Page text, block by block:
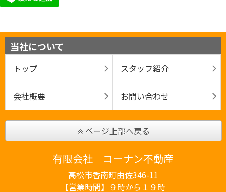
当社について
トップ スタッフ紹介
会社概要 お問い合わせ
ページ上部へ戻る
有限会社 コーナン不動産
高松市香南町由佐346-11
【営業時間】９時から１９時